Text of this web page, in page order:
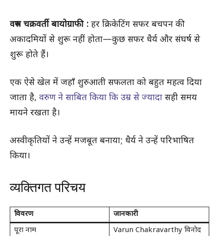
वरुण चक्रवर्ती बायोग्राफी : हर क्रिकेटिंग सफर बचपन की
अकादमियों से शुरू नहीं होता—कुछ सफर धैर्य और संघर्ष से
शुरू होते हैं।
एक ऐसे खेल में जहाँ शुरुआती सफलता को बहुत महत्व दिया
जाता है, वरुण ने साबित किया कि उम्र से ज्यादा सही समय
मायने रखता है।
अस्वीकृतियों ने उन्हें मजबूत बनाया; धैर्य ने उन्हें परिभाषित
किया।
व्यक्तिगत परिचय
विवरण
जानकारी
पूरा नाम
Varun Chakravarthy विनोद